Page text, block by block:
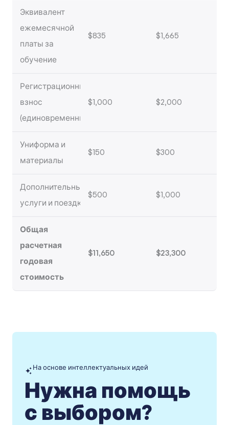
Эквивалент
ежемесячной
платы за
обучение
$835 $1,665
Регистрационный
взнос
(единовременный)
$1,000 $2,000
Униформа и
материалы
$150 $300
Дополнительные
услуги и поездки
$500 $1,000
Общая
расчетная
годовая
стоимость
$11,650 $23,300
На основе интеллектуальных идей
Нужна помощь
с выбором?